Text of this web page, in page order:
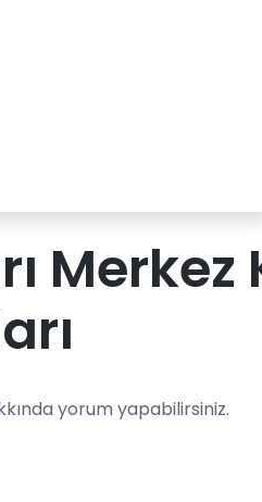
yorum yapabilirsiniz.